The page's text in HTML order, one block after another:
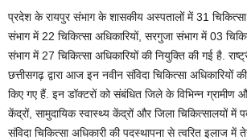
प्रदेश के रायपुर संभाग के शासकीय अस्पतालों में 31 चिकित्सा
संभाग में 22 चिकित्सा अधिकारियों, सरगुजा संभाग में 03
संभाग में 27 चिकित्सा अधिकारियों की नियुक्ति की गई है.
छत्तीसगढ़ द्वारा आज इन नवीन संविदा चिकित्सा अधिकारियों
किए गए हैं. इन डॉक्टरों को संबंधित जिले के विभिन्न ग्रामीण
केंद्रों, सामुदायिक स्वास्थ्य केंद्रों और जिला चिकित्सालयों में
संविदा चिकित्सा अधिकारी की पदस्थापना से त्वरित इलाज में